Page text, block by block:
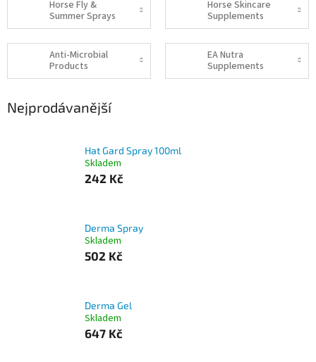
Horse Fly &
Summer Sprays
Horse Skincare
Supplements
Anti-Microbial
Products
EA Nutra
Supplements
Nejprodávanější
Hat Gard Spray 100ml
Skladem
242 Kč
Derma Spray
Skladem
502 Kč
Derma Gel
Skladem
647 Kč